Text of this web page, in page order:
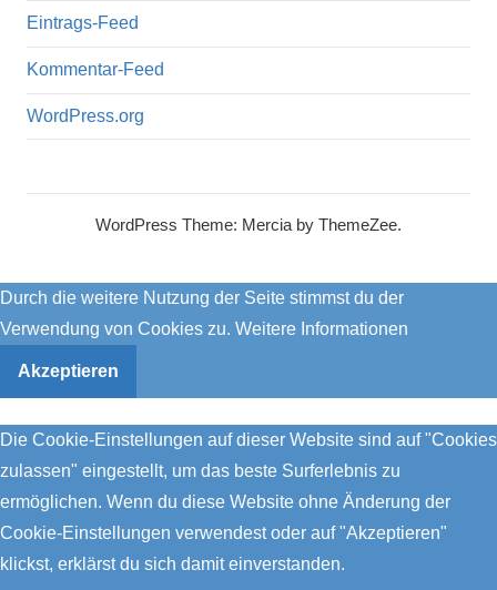
Eintrags-Feed
Kommentar-Feed
WordPress.org
WordPress Theme: Mercia by ThemeZee.
Durch die weitere Nutzung der Seite stimmst du der
Verwendung von Cookies zu. Weitere Informationen
Akzeptieren
Die Cookie-Einstellungen auf dieser Website sind auf "Cookies
zulassen" eingestellt, um das beste Surferlebnis zu
ermöglichen. Wenn du diese Website ohne Änderung der
Cookie-Einstellungen verwendest oder auf "Akzeptieren"
klickst, erklärst du sich damit einverstanden.